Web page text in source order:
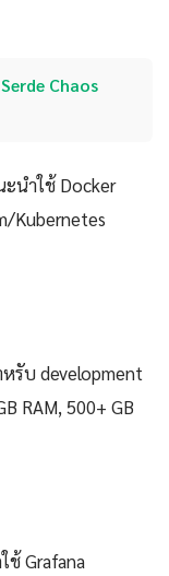
Chaos
นำใช้ Docker
Kubernetes
หรับ development
RAM, 500+ GB
Grafana